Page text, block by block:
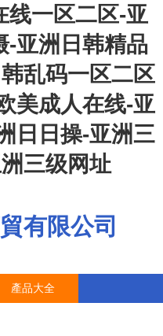
线一区二区-亚
-亚洲日韩精品
乱码一区二区
美成人在线-亚
日日操-亚洲三
三级网址
有限公司
產品大全